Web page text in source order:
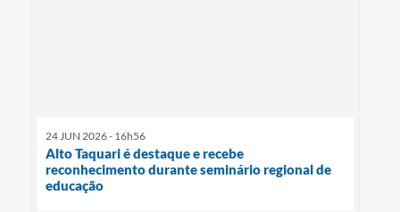
24 JUN 2026 - 16h56
Alto Taquari é destaque e recebe
reconhecimento durante seminário regional de
educação